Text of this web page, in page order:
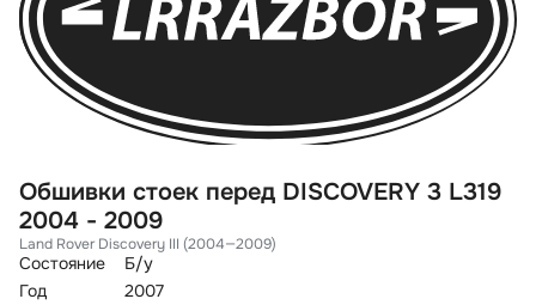
Обшивки стоек перед DISCOVERY 3 L319
2004 - 2009
Land Rover Discovery III (2004—2009)
Состояние
Б/у
Год
2007